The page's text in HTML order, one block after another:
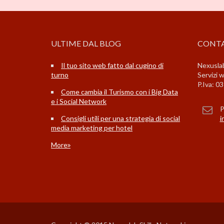
ULTIME DAL BLOG
Il tuo sito web fatto dal cugino di
turno
Come cambia il Turismo con i Big Data
e i Social Network
Consigli utili per una strategia di social
media marketing per hotel
More
Servizi
P.Iva: